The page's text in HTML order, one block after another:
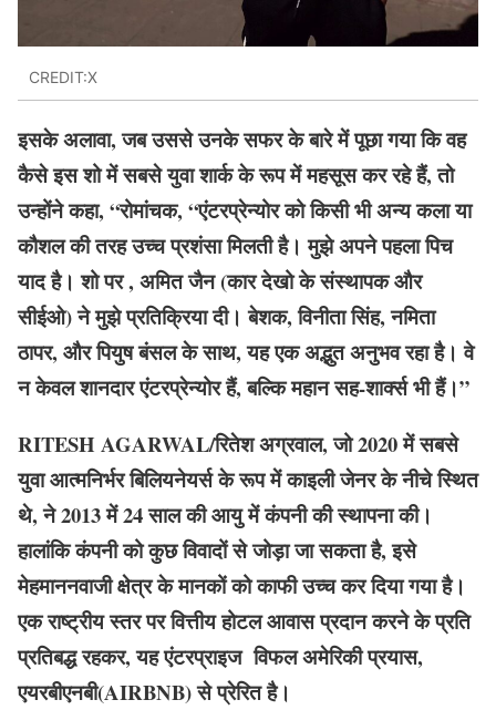
CREDIT:X
इसके अलावा, जब उससे उनके सफर के बारे में पूछा गया कि वह
कैसे इस शो में सबसे युवा शार्क के रूप में महसूस कर रहे हैं, तो
उन्होंने कहा, “रोमांचक, “एंटरप्रेन्योर को किसी भी अन्य कला या
कौशल की तरह उच्च प्रशंसा मिलती है। मुझे अपनेपहलापिच
याद है। शो पर , अमित जैन (कार देखो के संस्थापक और
सीईओ) ने मुझे प्रतिक्रिया दी। बेशक, विनीता सिंह, नमिता
ठापर, और पियुष बंसल के साथ, यह एक अद्भुत अनुभव रहा है। वे
न केवल शानदार एंटरप्रेन्योर हैं, बल्कि महान सह-शार्क्स भी हैं।”
RITESH AGARWAL/रितेश अग्रवाल, जो 2020 में सबसे
युवा आत्मनिर्भर बिलियनेयर्स के रूप में काइली जेनर के नीचे स्थित
थे, ने 2013 में 24 साल की आयु में कंपनी की स्थापना की।
हालांकि कंपनी को कुछ विवादों से जोड़ा जा सकता है, इसे
मेहमाननवाजी क्षेत्र के मानकों को काफी उच्च कर दिया गया है।
एक राष्ट्रीय स्तर पर वित्तीय होटल आवास प्रदान करने के प्रति
प्रतिबद्ध रहकर, यह एंटरप्राइज विफल अमेरिकी प्रयास,
एयरबीएनबी(AIRBNB) से प्रेरित है।